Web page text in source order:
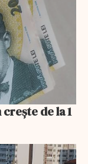
de la 1